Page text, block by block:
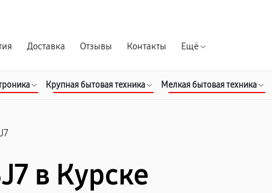
Доставка Отзывы Контакты Ещё
Крупная бытовая техника Мелкая бытовая техника
в Курске